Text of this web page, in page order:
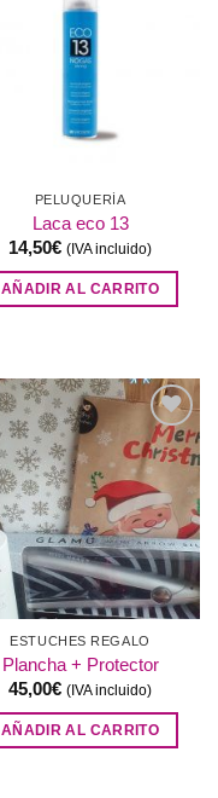
PELUQUERÍA
Laca eco 13
14,50€ (IVA incluido)
AÑADIR AL CARRITO
Añadir
a la
lista de
deseos
ESTUCHES REGALO
Plancha + Protector
45,00€ (IVA incluido)
AÑADIR AL CARRITO